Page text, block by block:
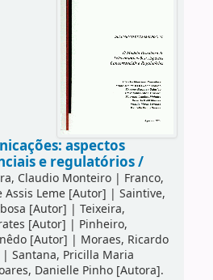
aspectos
e regulatórios /
Claudio Monteiro| Franco,
Assis Leme[Autor] | Saintive,
[Autor] | Teixeira,
[Autor] | Pinheiro,
[Autor] | Moraes, Ricardo
| Santana, Pricilla Maria
Danielle Pinho[Autora].